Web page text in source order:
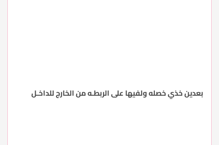
بعدين خذي خصله ولفيها على الربطـه من الخارج للداخـل